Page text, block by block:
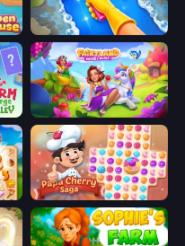
Hotel Rush: Merge Story
Fairyland Merge & Magic
My Castle: Merge & Story Papa Cherry Saga